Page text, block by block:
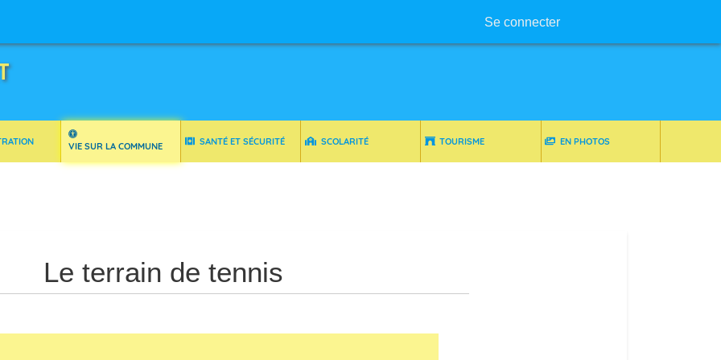
Se connecter
VIE SUR LA COMMUNE SANTÉ ET SÉCURITÉ SCOLARITÉ TOURISME EN PHOTOS
Le terrain de tennis